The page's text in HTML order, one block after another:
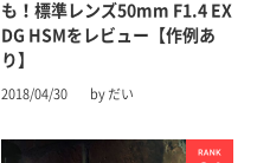
も！標準レンズ50mm F1.4 EX
DG HSMをレビュー【作例あ
り】
2018/04/30 by だい